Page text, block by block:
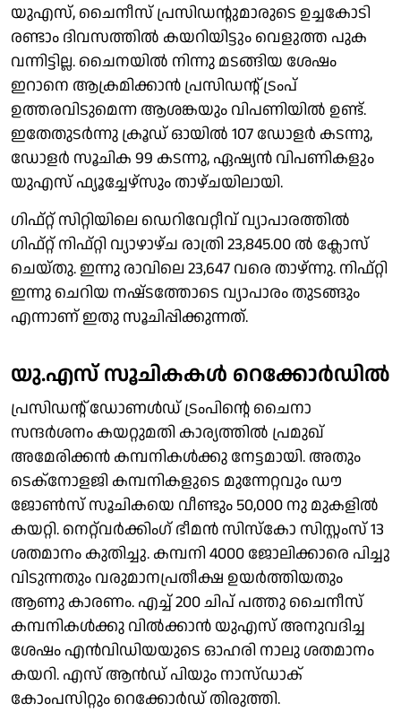
യുഎസ്, ചൈനീസ് പ്രസിഡൻ്റുമാരുടെ ഉച്ചകോടി
രണ്ടാം ദിവസത്തിൽ കയറിയിട്ടും വെളുത്ത പുക
വന്നിട്ടില്ല. ചൈനയിൽ നിന്നു മടങ്ങിയ ശേഷം
ഇറാനെ ആക്രമിക്കാൻ പ്രസിഡൻ്റ് ട്രംപ്
ഉത്തരവിടുമെന്ന ആശങ്കയും വിപണിയിൽ ഉണ്ട്.
ഇതേതുടർന്നു ക്രൂഡ് ഓയിൽ 107 ഡോളർ കടന്നു,
ഡോളർ സൂചിക 99 കടന്നു, ഏഷ്യൻ വിപണികളും
യുഎസ് ഫ്യൂച്ചേഴ്‌സും താഴ്ചയിലായി.
ഗിഫ്റ്റ് സിറ്റിയിലെ ഡെറിവേറ്റീവ് വ്യാപാരത്തിൽ
ഗിഫ്റ്റ് നിഫ്റ്റി വ്യാഴാഴ്ച രാത്രി 23,845.00 ൽ ക്ലോസ്
ചെയ്തു. ഇന്നു രാവിലെ 23,647 വരെ താഴ്ന്നു. നിഫ്റ്റി
ഇന്നു ചെറിയ നഷ്‌ടത്തോടെ വ്യാപാരം തുടങ്ങും
എന്നാണ് ഇതു സൂചിപ്പിക്കുന്നത്.
യു.എസ് സൂചികകൾ റെക്കോർഡിൽ
പ്രസിഡൻ്റ് ഡോണൾഡ് ട്രംപിൻ്റെ ചൈനാ
സന്ദർശനം കയറ്റുമതി കാര്യത്തിൽ പ്രമുഖ്
അമേരിക്കൻ കമ്പനികൾക്കു നേട്ടമായി. അതും
ടെക്നോളജി കമ്പനികളുടെ മുന്നേറ്റവും ഡൗ
ജോൺസ് സൂചികയെ വീണ്ടും 50,000 നു മുകളിൽ
കയറ്റി. നെറ്റ്‌വർക്കിംഗ് ഭീമൻ സിസ്കോ സിസ്റ്റംസ് 13
ശതമാനം കുതിച്ചു. കമ്പനി 4000 ജോലിക്കാരെ പിച്ചു
വിടുന്നതും വരുമാനപ്രതീക്ഷ ഉയർത്തിയതും
ആണു കാരണം. എച്ച് 200 ചിപ് പത്തു ചൈനീസ്
കമ്പനികൾക്കു വിൽക്കാൻ യുഎസ് അനുവദിച്ച
ശേഷം എൻവിഡിയയുടെ ഓഹരി നാലു ശതമാനം
കയറി. എസ് ആൻഡ് പിയും നാസ്ഡാക്
കോംപസിറ്റും റെക്കോർഡ് തിരുത്തി.